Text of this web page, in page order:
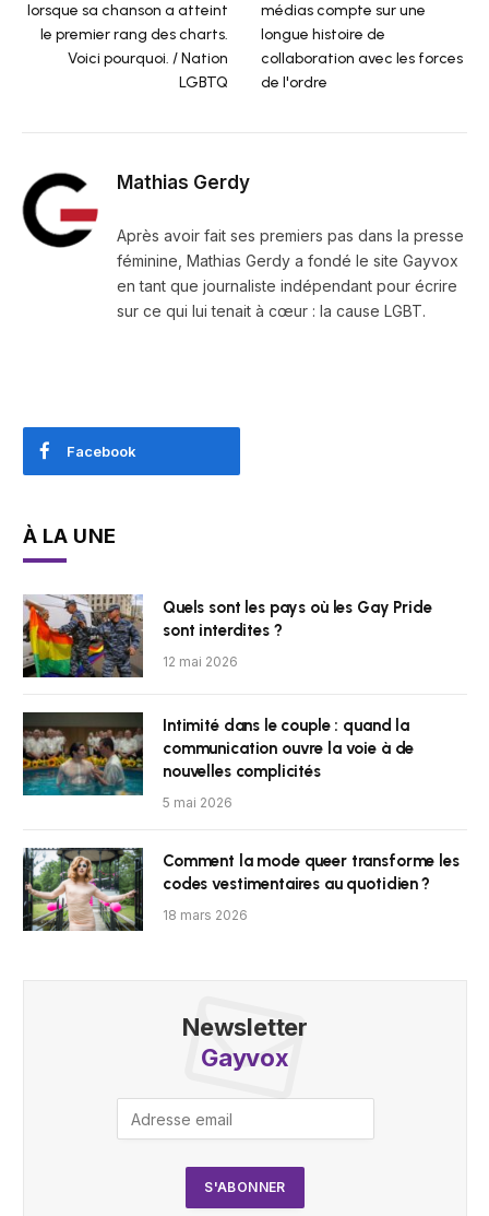
lorsque sa chanson a atteint
le premier rang des charts.
Voici pourquoi. / Nation
LGBTQ
médias compte sur une
longue histoire de
collaboration avec les forces
de l'ordre
Mathias Gerdy
Après avoir fait ses premiers pas dans la presse
féminine, Mathias Gerdy a fondé le site Gayvox
en tant que journaliste indépendant pour écrire
sur ce qui lui tenait à cœur : la cause LGBT.
Facebook
À LA UNE
Quels sont les pays où les Gay Pride
sont interdites ?
12 mai 2026
Intimité dans le couple : quand la
communication ouvre la voie à de
nouvelles complicités
5 mai 2026
Comment la mode queer transforme les
codes vestimentaires au quotidien ?
18 mars 2026
Newsletter
Gayvox